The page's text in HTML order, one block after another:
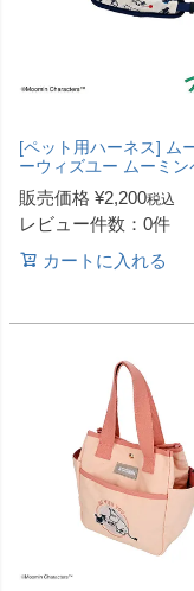
[ペット用ハーネス] ム
ーウィズユー ムーミン
販売価格 ¥2,200税込
レビュー件数：0件
カートに入れる